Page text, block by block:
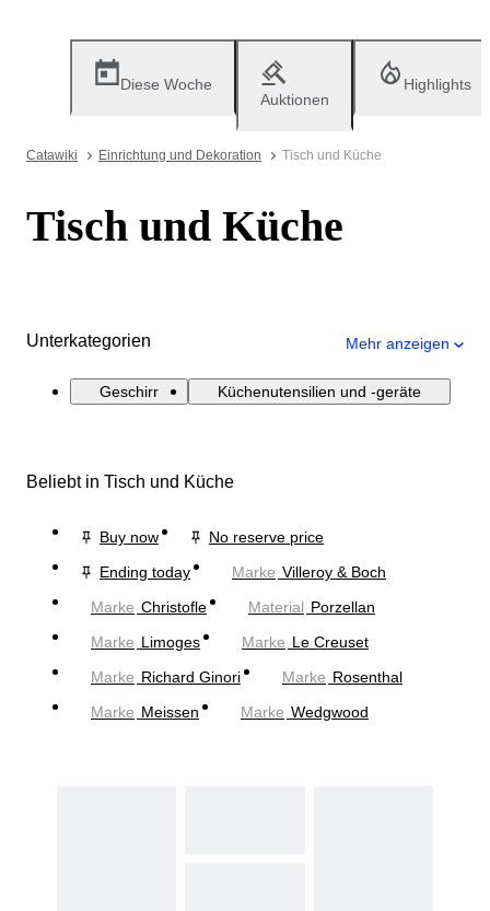
Diese Woche
Auktionen
Highlights
Catawiki Einrichtung und Dekoration Tisch und Küche
Tisch und Küche
Unterkategorien Mehr anzeigen
Geschirr Küchenutensilien und -geräte
Beliebt in Tisch und Küche
Buy now
No reserve price
Ending today
Marke Villeroy & Boch
Marke Christofle Material Porzellan
Marke Limoges Marke Le Creuset
Marke Richard Ginori Marke Rosenthal
Marke Meissen Marke Wedgwood